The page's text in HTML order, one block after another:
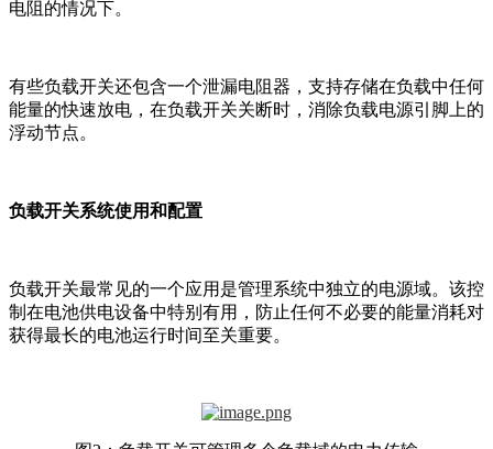
电阻的情况下。
有些负载开关还包含一个泄漏电阻器，支持存储在负载中任何
能量的快速放电，在负载开关关断时，消除负载电源引脚上的
浮动节点。
负载开关系统使用和配置
负载开关最常见的一个应用是管理系统中独立的电源域。该控
制在电池供电设备中特别有用，防止任何不必要的能量消耗对
获得最长的电池运行时间至关重要。